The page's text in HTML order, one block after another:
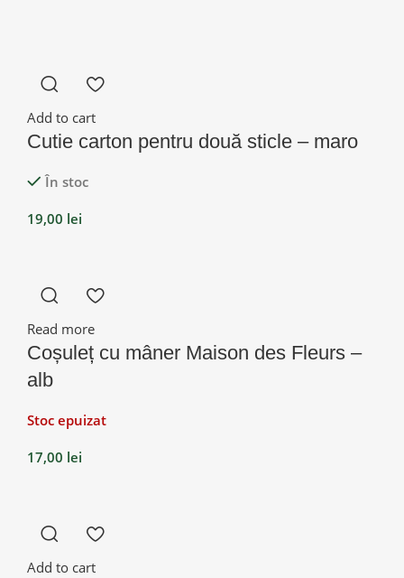
Add to cart
Cutie carton pentru două sticle – maro
În stoc
19,00 lei
Read more
Coșuleț cu mâner Maison des Fleurs –
alb
Stoc epuizat
17,00 lei
Add to cart